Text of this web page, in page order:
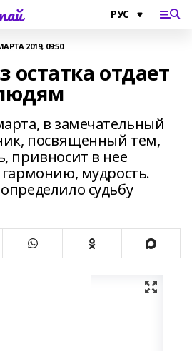
2019, 09:50
остатка отдает
в замечательный
посвященный тем,
привносит в нее
гармонию, мудрость.
судьбу